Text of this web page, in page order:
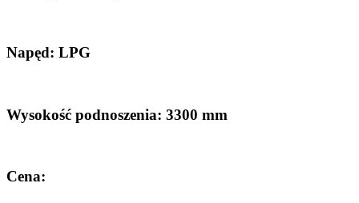
Napęd: LPG
Wysokość podnoszenia: 3300 mm
Cena: